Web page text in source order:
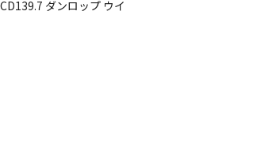
ダンロップ ウイ